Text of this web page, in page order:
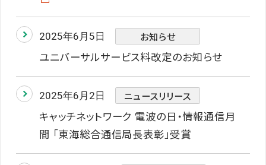
2025年6月5日 お知らせ
ユニバーサルサービス料改定のお知らせ
2025年6月2日 ニュースリリース
キャッチネットワーク 電波の日・情報通信月
間 「東海総合通信局長表彰」受賞